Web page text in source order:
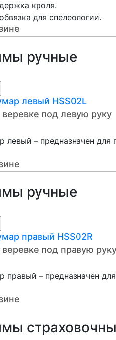
кроля.
для спелеологии.
ручные
левый HSS02L
под левую руку
– предназначен для
ручные
правый HSS02R
под правую руку
– предназначен